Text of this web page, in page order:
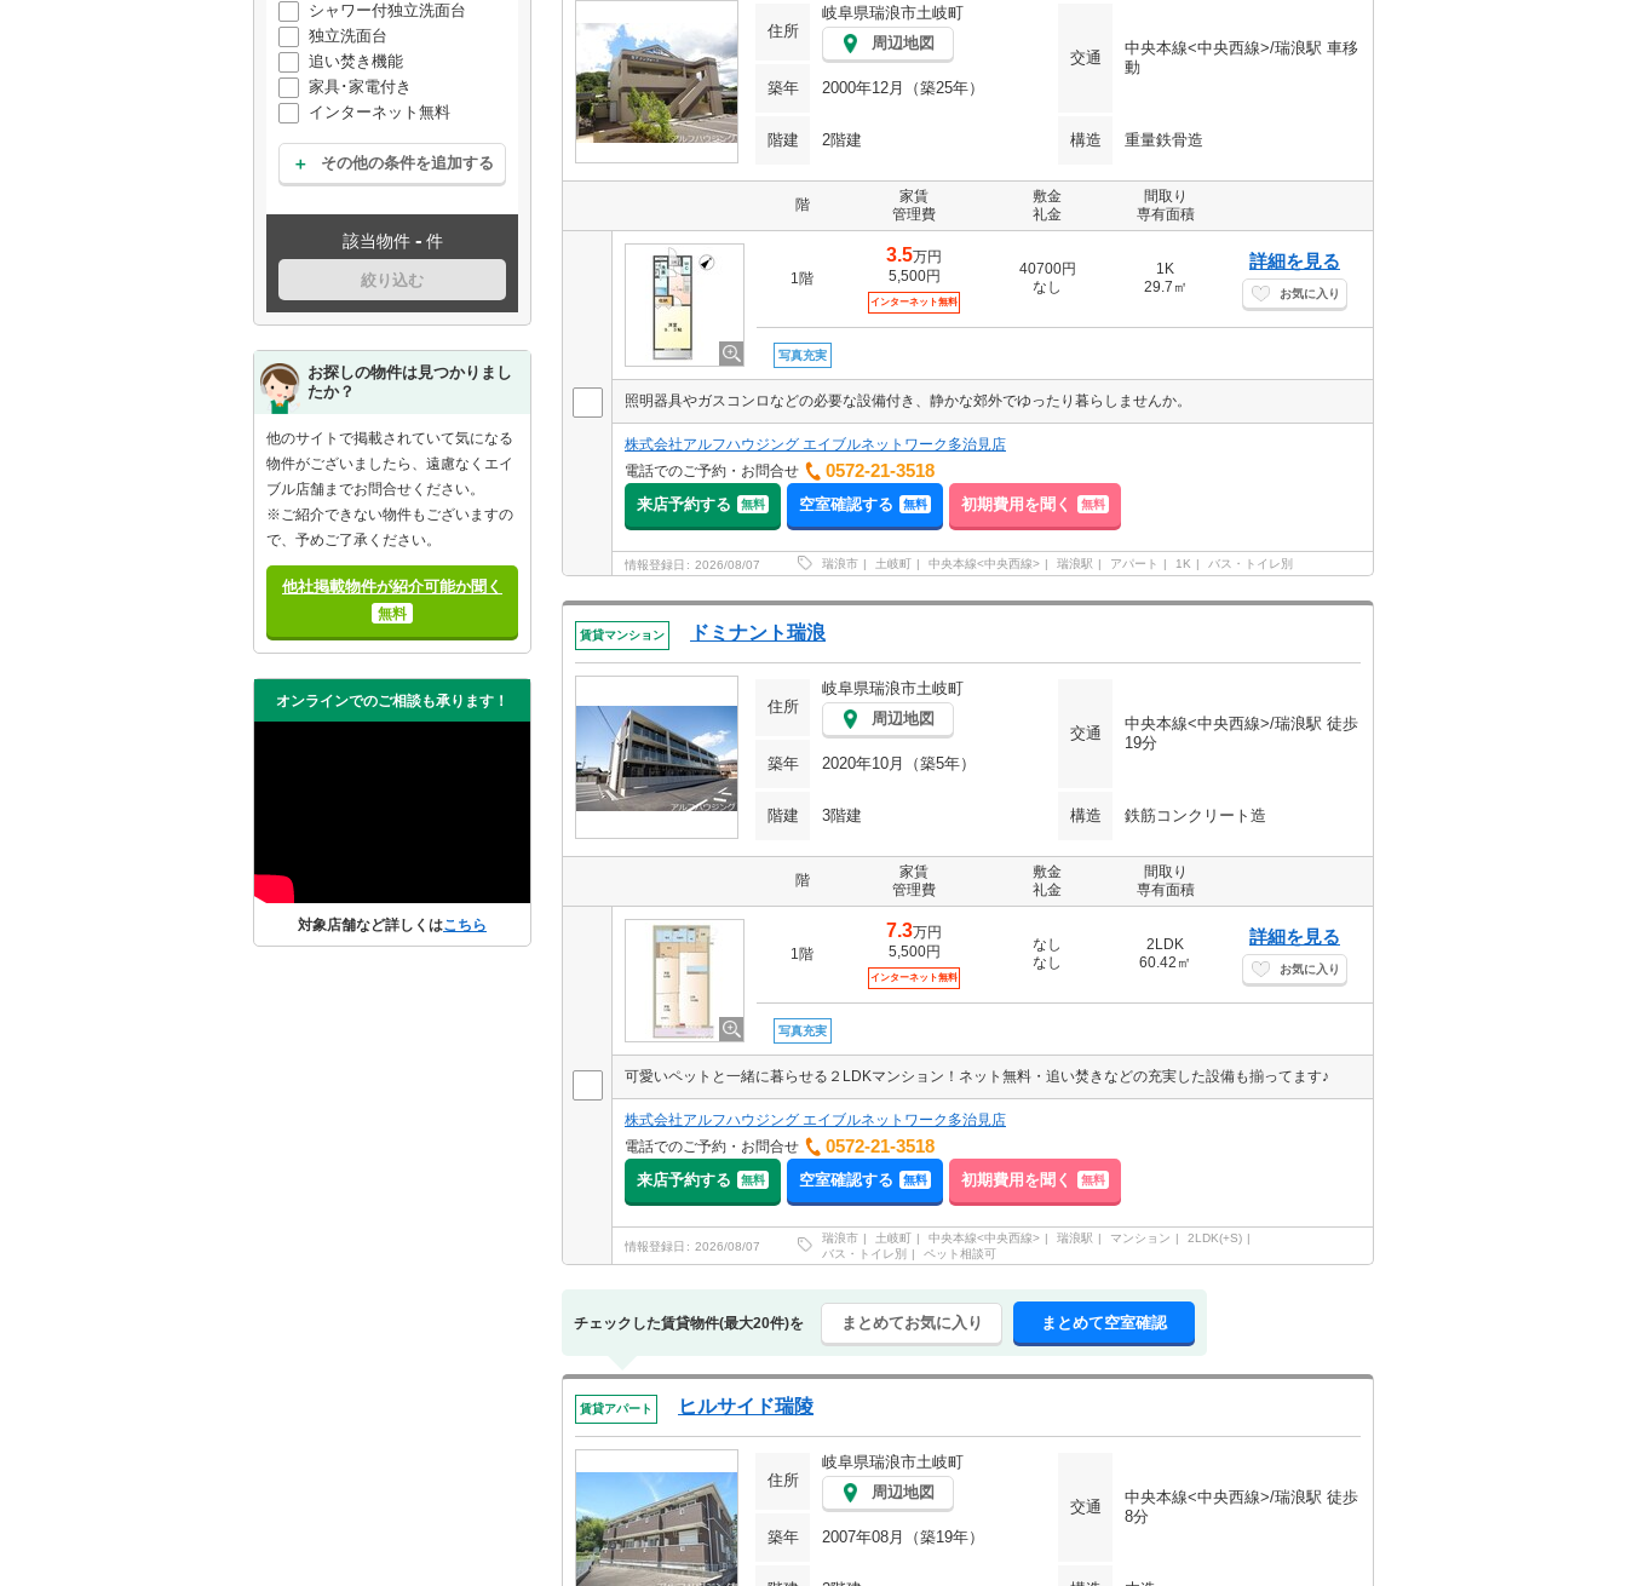
シャワー付独立洗面台
独立洗面台
追い焚き機能
家具･家電付き
インターネット無料
その他の条件を追加する
該当物件 - 件
絞り込む
お探しの物件は見つかりまし
たか？
他のサイトで掲載されていて気になる
物件がございましたら、遠慮なくエイ
ブル店舗までお問合せください。
※ご紹介できない物件もございますの
で、予めご了承ください。
他社掲載物件が紹介可能か聞く
無料
オンラインでのご相談も承ります！
対象店舗など詳しくはこちら
住所
岐阜県瑞浪市土岐町
周辺地図
交通
中央本線<中央西線>/瑞浪駅 車移
動
築年
2000年12月（築25年）
階建 2階建 構造 重量鉄骨造
階
家賃
管理費
敷金
礼金
間取り
専有面積
1階
3.5万円
5,500円
インターネット無料
40700円
なし
1K
29.7㎡
詳細を見る
お気に入り
写真充実
照明器具やガスコンロなどの必要な設備付き、静かな郊外でゆったり暮らしませんか。
株式会社アルフハウジング エイブルネットワーク多治見店
電話でのご予約・お問合せ
0572-21-3518
来店予約する 無料 空室確認する 無料 初期費用を聞く 無料
情報登録日 2026/08/07 瑞浪市 土岐町 中央本線<中央西線> 瑞浪駅 アパート 1K バス・トイレ別
賃貸マンション ドミナント瑞浪
住所
岐阜県瑞浪市土岐町
周辺地図
交通
中央本線<中央西線>/瑞浪駅 徒歩
19分
築年
2020年10月（築5年）
階建 3階建 構造 鉄筋コンクリート造
階
家賃
管理費
敷金
礼金
間取り
専有面積
1階
7.3万円
5,500円
インターネット無料
なし
なし
2LDK
60.42㎡
詳細を見る
お気に入り
写真充実
可愛いペットと一緒に暮らせる２LDKマンション！ネット無料・追い焚きなどの充実した設備も揃ってます♪
株式会社アルフハウジング エイブルネットワーク多治見店
電話でのご予約・お問合せ
0572-21-3518
来店予約する 無料 空室確認する 無料 初期費用を聞く 無料
情報登録日 2026/08/07
瑞浪市 土岐町 中央本線<中央西線> 瑞浪駅 マンション
2LDK(+S)
バス・トイレ別
ペット相談可
チェックした賃貸物件(最大20件)を まとめてお気に入り まとめて空室確認
賃貸アパート ヒルサイド瑞陵
住所
岐阜県瑞浪市土岐町
周辺地図
交通
中央本線<中央西線>/瑞浪駅 徒歩
8分
築年
2007年08月（築19年）